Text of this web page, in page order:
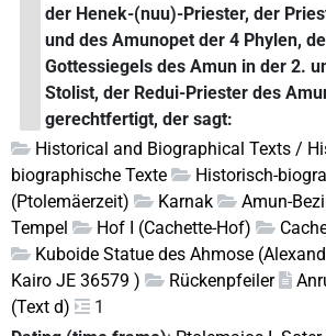
der Henek-(nuu)-Priester, der
und des Amunopet der 4 Phylen,
Gottessiegels des Amun in der 2.
Stolist, der Redui-Priester des
gerechtfertigt, der sagt:
Historical and Biographical Texts /
biographische Texte
Historisch-
(Ptolemäerzeit)
Karnak Amun-
Tempel
Hof I (Cachette-Hof)
Kuboide Statue des Ahmose
Kairo JE 36579 )
Rückenpfeiler
(Text d)
1